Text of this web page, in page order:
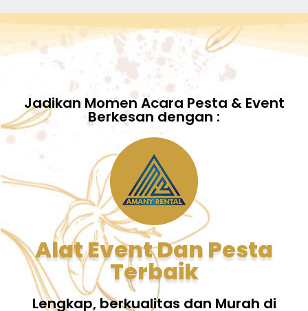
Jadikan Momen Acara Pesta & Event
Berkesan dengan :
Alat Event Dan Pesta
Terbaik
Lengkap, berkualitas dan Murah di